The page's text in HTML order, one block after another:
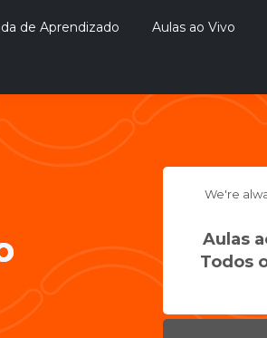
Aprendizado Aulas ao Vivo
We're
Aulas
Todos